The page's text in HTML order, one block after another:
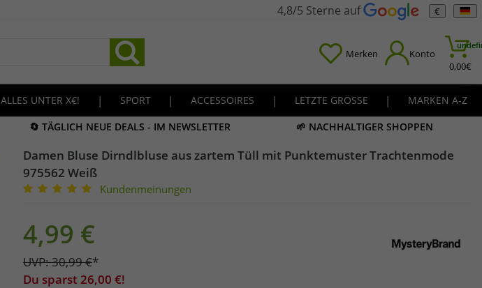
4,8/5 Sterne auf €
Merken Konto
0,00€
ALLES UNTER X€! | SPORT | ACCESSOIRES | LETZTE GRÖSSE |
MARKEN A-Z
🔄 TÄGLICH NEUE DEALS - IM NEWSLETTER 🌱 NACHHALTIGER SHOPPEN
Damen Bluse Dirndlbluse aus zartem Tüll mit Punktemuster Trachtenmode
975562 Weiß
Kundenmeinungen
4,99 €
UVP:30,99€*
Du sparst 26,00 €!